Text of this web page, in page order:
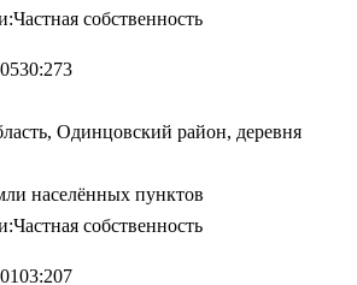
собственность
Одинцовский район, деревня
населённых пунктов
собственность